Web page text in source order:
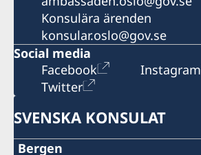
Konsulära ärenden
konsular.oslo@gov.se
Social media
Facebook
Instagram
Twitter
SVENSKA KONSULAT
Bergen